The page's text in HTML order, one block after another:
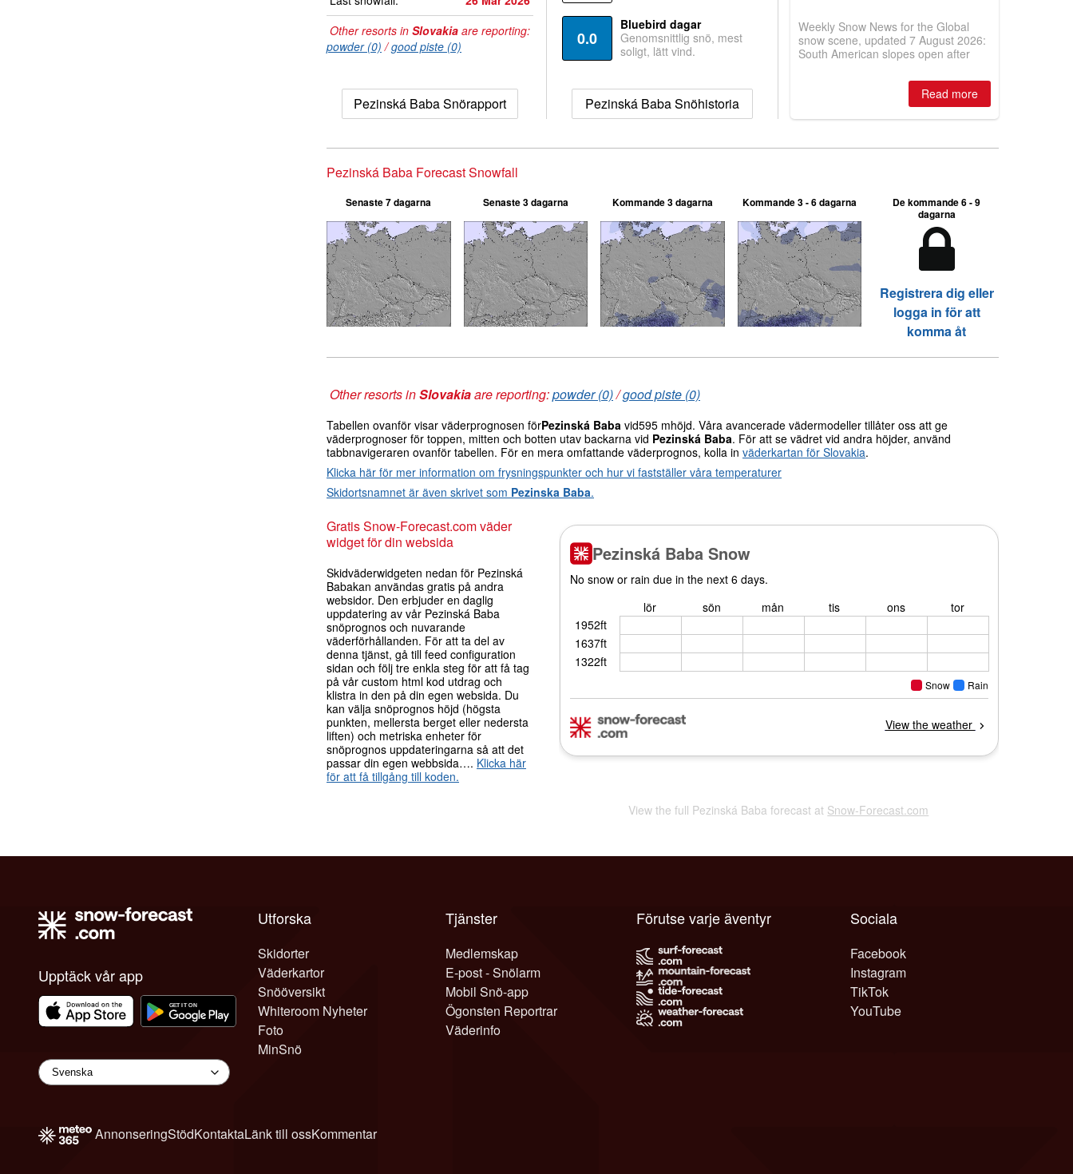
Other resorts in Slovakia are reporting:
powder (0) /good piste (0)
Pezinská Baba Snörapport
0.0
Bluebird dagar
Genomsnittlig snö, mest
soligt, lätt vind.
Pezinská Baba Snöhistoria
Weekly Snow News for the Global
snow scene, updated 7 August 2026:
South American slopes open after
best conditions of season so far,
Australian areas open most terrain of
2026, northern hemisphere down to
two outdoor areas still open.
Read more
Pezinská Baba Forecast Snowfall
Senaste 7 dagarna Senaste 3 dagarna Kommande 3 dagarna Kommande 3 - 6 dagarna
De kommande 6 - 9
dagarna
Registrera dig eller
logga in för att
komma åt
Other resorts inSlovakiaare reporting:powder (0)/good piste (0)
Tabellen ovanför visar väderprognosen förPezinská Baba vid595 mhöjd. Våra avancerade vädermodeller tillåter oss att ge
väderprognoser för toppen, mitten och botten utav backarna vid Pezinská Baba. För att se vädret vid andra höjder, använd
tabbnavigeraren ovanför tabellen. För en mera omfattande väderprognos, kolla in väderkartan för Slovakia.
Klicka här för mer information om frysningspunkter och hur vi fastställer våra temperaturer
Skidortsnamnet är även skrivet som Pezinska Baba.
Gratis Snow-Forecast.com väder
widget för din websida
Skidväderwidgeten nedan för Pezinská
Babakan användas gratis på andra
websidor. Den erbjuder en daglig
uppdatering av vår Pezinská Baba
snöprognos och nuvarande
väderförhållanden. För att ta del av
denna tjänst, gå till feed configuration
sidan och följ tre enkla steg för att få tag
på vår custom html kod utdrag och
klistra in den på din egen websida. Du
kan välja snöprognos höjd (högsta
punkten, mellersta berget eller nedersta
liften) och metriska enheter för
snöprognos uppdateringarna så att det
passar din egen webbsida…. Klicka här
för att få tillgång till koden.
View the full Pezinská Baba forecast at Snow-Forecast.com
Upptäck vår app
Utforska
Skidorter
Väderkartor
Snööversikt
Whiteroom Nyheter
Foto
MinSnö
Tjänster
Medlemskap
E-post - Snölarm
Mobil Snö-app
Ögonsten Reportrar
Väderinfo
Sociala
Facebook
Instagram
TikTok
YouTube
Förutse varje äventyr
AnnonseringStödKontaktaLänk till ossKommentar